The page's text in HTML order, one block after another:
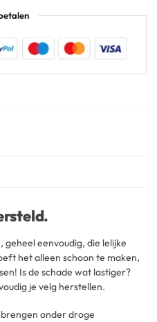
eenvoudig, die lelijke
het alleen schoon te maken,
Is de schade wat lastiger?
je velg herstellen.
onder droge